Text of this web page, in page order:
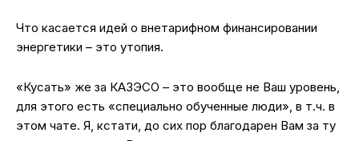
Что касается идей о внетарифном финансировании
энергетики – это утопия.
«Кусать» же за КАЗЭСО – это вообще не Ваш уровень,
для этого есть «специально обученные люди», в т.ч. в
этом чате. Я, кстати, до сих пор благодарен Вам за ту